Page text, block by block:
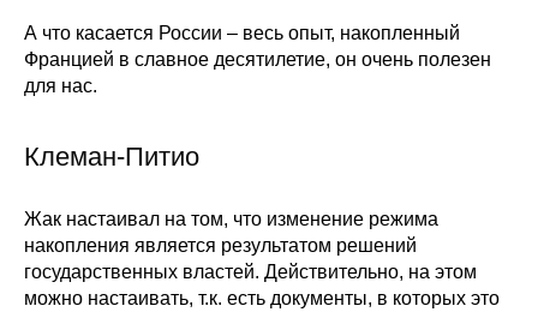
А что касается России – весь опыт, накопленный
Францией в славное десятилетие, он очень полезен
для нас.
Клеман-Питио
Жак настаивал на том, что изменение режима
накопления является результатом решений
государственных властей. Действительно, на этом
можно настаивать, т.к. есть документы, в которых это